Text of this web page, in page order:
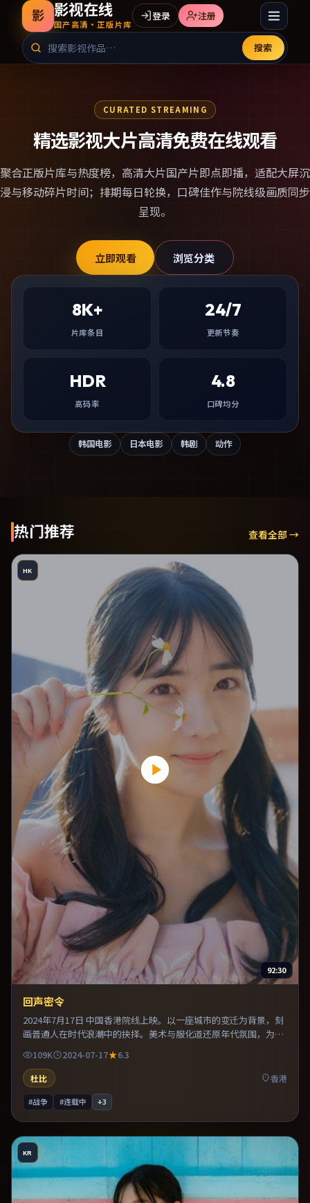
影 影视在线
国产高清·正版片库
搜索
登录 注册
CURATED STREAMING
精选影视大片高清免费在线观看
聚合正版片库与热度榜， 高清大片国产片即点即播，适配大屏沉
浸与移动碎片时间；排期每日轮换，口碑佳作与院线级画质同步
呈现。
立即观看 浏览分类
8K+
片库条目
24/7
更新节奏
HDR
高码率
4.8
口碑均分
韩国电影 日本电影 韩剧 动作
热门推荐 查看全部 →
HK
92:30
回声密令
2024年7月17日 中国香港院线上映。以一座城市的变迁为背景，刻
画普通人在时代浪潮中的抉择。美术与服化道还原年代氛围，为人
物动机提供可信支撑。推荐给偏爱群像戏与命运母题的影迷。
109K 2024-07-17
6.3
杜比
香港
#战争 #连载中 +3
KR